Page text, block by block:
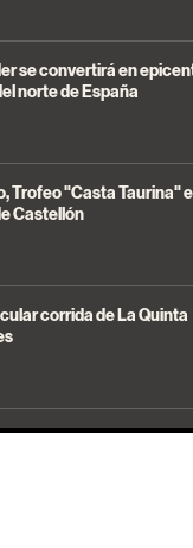
se convertirá en
norte de España
Trofeo "Casta Taurina" en
Castellón
corrida de La Quinta